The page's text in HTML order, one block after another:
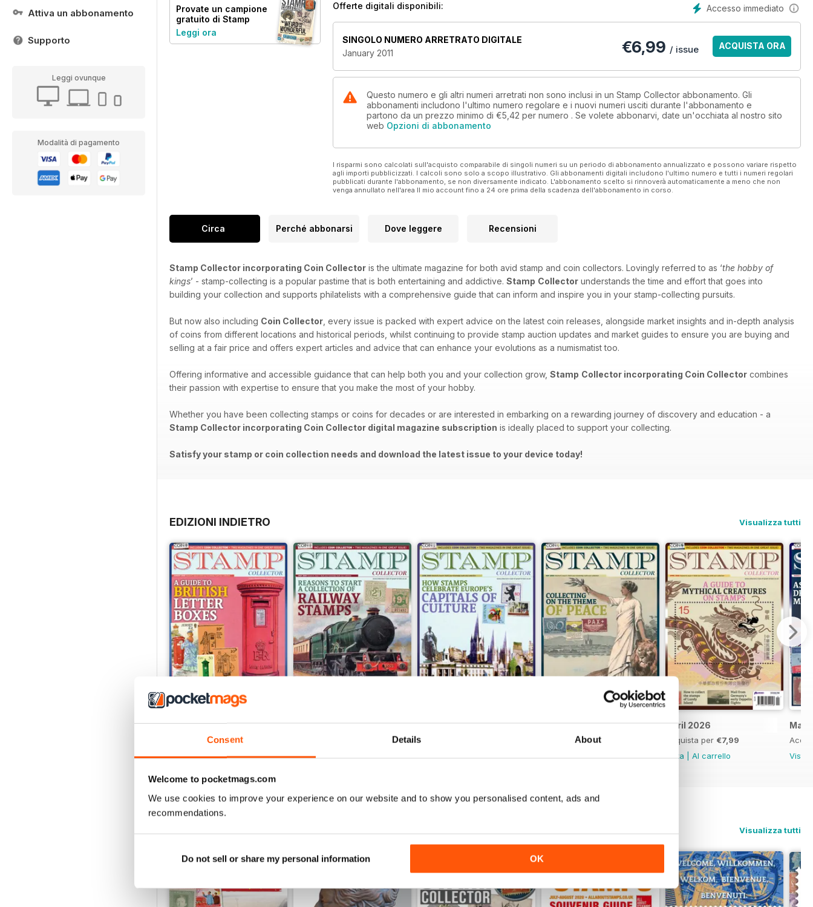
Consent Details About
Welcome to pocketmags.com
We use cookies to improve your experience on our website and to show you personalised content, ads and
recommendations.
Do not sell or share my personal information OK
Attiva un abbonamento
Supporto
Leggi ovunque
Modalità di pagamento
Provate un campione
gratuito di Stamp
Collector
Leggi ora
Accesso immediato
Offerte digitali disponibili:
SINGOLO NUMERO ARRETRATO DIGITALE
January 2011
€6,99 / issue ACQUISTA ORA
Questo numero e gli altri numeri arretrati non sono inclusi in un Stamp Collector abbonamento. Gli
abbonamenti includono l'ultimo numero regolare e i nuovi numeri usciti durante l'abbonamento e
partono da un prezzo minimo di €5,42 per numero . Se volete abbonarvi, date un'occhiata al nostro sito
web Opzioni di abbonamento
I risparmi sono calcolati sull'acquisto comparabile di singoli numeri su un periodo di abbonamento annualizzato e possono variare rispetto
agli importi pubblicizzati. I calcoli sono solo a scopo illustrativo. Gli abbonamenti digitali includono l'ultimo numero e tutti i numeri regolari
pubblicati durante l'abbonamento, se non diversamente indicato. L'abbonamento scelto si rinnoverà automaticamente a meno che non
venga annullato nell'area Il mio account fino a 24 ore prima della scadenza dell'abbonamento in corso.
Circa Perché abbonarsi Dove leggere Recensioni
Stamp Collector incorporating Coin Collector is the ultimate magazine for both avid stamp and coin collectors. Lovingly referred to as ‘the hobby of
kings’ - stamp-collecting is a popular pastime that is both entertaining and addictive. Stamp Collector understands the time and effort that goes into
building your collection and supports philatelists with a comprehensive guide that can inform and inspire you in your stamp-collecting pursuits.
But now also including Coin Collector , every issue is packed with expert advice on the latest coin releases, alongside market insights and in-depth analysis
of coins from different locations and historical periods, whilst continuing to provide stamp auction updates and market guides to ensure you are buying and
selling at a fair price and offers expert articles and advice that can enhance your evolutions as a numismatist too.
Offering informative and accessible guidance that can help both you and your collection grow, Stamp Collector incorporating Coin Collector combines
their passion with expertise to ensure that you make the most of your hobby.
Whether you have been collecting stamps or coins for decades or are interested in embarking on a rewarding journey of discovery and education - a
Stamp Collector incorporating Coin Collector digital magazine subscription is ideally placed to support your collecting.
Satisfy your stamp or coin collection needs and download the latest issue to your device today!
EDIZIONI INDIETRO Visualizza tutti
August 2026
Acquista per€7,99
Vista|Al carrello
July 2026
Vista|
June 2026
Acquista per
May 2026
Acquista per€7,99
April 2026
Acquista per €7,99
Vista
Al carrello
Vista
Visualizza tutti